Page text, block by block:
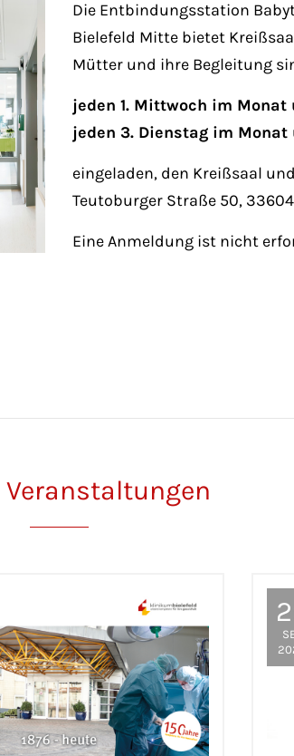
Die Entbindungsstation
Bielefeld Mitte bietet
Mütter und ihre Begleitung
jeden 1. Mittwoch im Monat
jeden 3. Dienstag im Monat
eingeladen, den Kreißsaal
Teutoburger Straße 50,
Eine Anmeldung ist nicht
Veranstaltungen